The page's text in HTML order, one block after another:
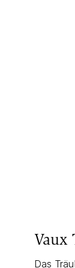
Vaux
Das